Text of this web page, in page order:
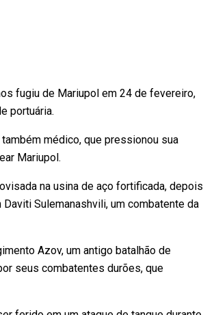
fugiu de Mariupol em 24 de fevereiro,
portuária.
médico, que pressionou sua
Mariupol.
na usina de aço fortificada, depois
Sulemanashvili, um combatente da
Azov, um antigo batalhão de
seus combatentes durões, que